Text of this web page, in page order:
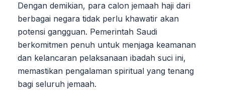
Dengan demikian, para calon jemaah haji dari
berbagai negara tidak perlu khawatir akan
potensi gangguan. Pemerintah Saudi
berkomitmen penuh untuk menjaga keamanan
dan kelancaran pelaksanaan ibadah suci ini,
memastikan pengalaman spiritual yang tenang
bagi seluruh jemaah.